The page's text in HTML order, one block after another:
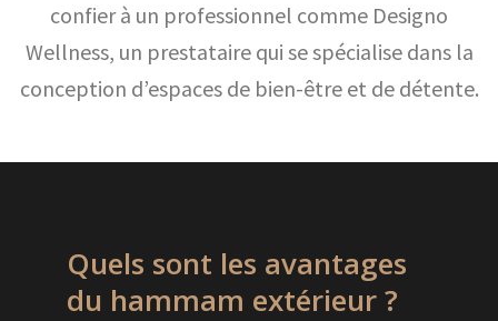
confier à un professionnel comme Designo
Wellness, un prestataire qui se spécialise dans la
conception d’espaces de bien-être et de détente.
Quels sont les avantages
du hammam extérieur ?